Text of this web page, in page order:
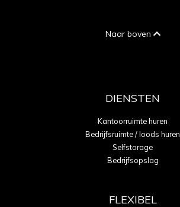
Naar boven
DIENSTEN
Kantoorruimte huren
Bedrijfsruimte / loods huren
Selfstorage
Bedrijfsopslag
FLEXIBEL